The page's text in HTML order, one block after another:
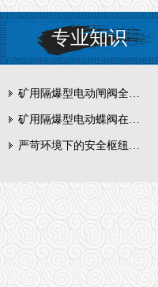
专业知识
矿用隔爆型电动闸阀全周期维护与故障排查要点
矿用隔爆型电动蝶阀在瓦斯管道控制中的防爆设计与安全标准解析
严苛环境下的安全枢纽：矿用隔爆型电动闸阀的技术剖析